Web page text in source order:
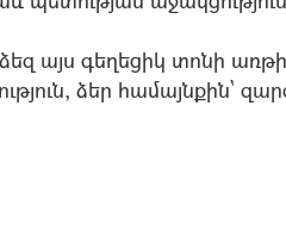
այս գեղեցիկ տոնի
ձեր համայնքին`